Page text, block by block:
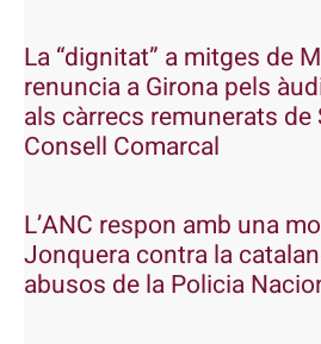
La “dignitat” a mitges de
renuncia a Girona pels
als càrrecs remunerats de
Consell Comarcal
L’ANC respon amb una
Jonquera contra la
abusos de la Policia